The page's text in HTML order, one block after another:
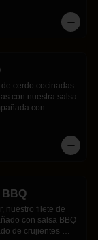
cerdo cocinadas
con nuestra salsa
con
BBQ
nuestro filete de
con salsa BBQ
de crujientes